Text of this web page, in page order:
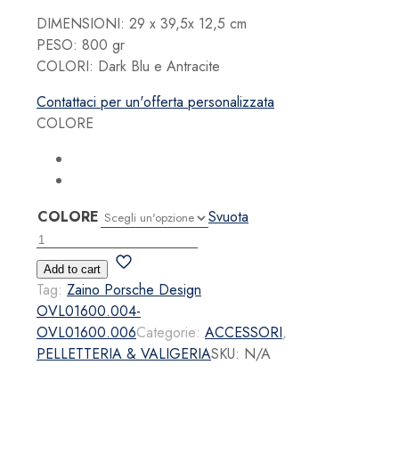
DIMENSIONI: 29 x 39,5x 12,5 cm
PESO: 800 gr
COLORI: Dark Blu e Antracite
Contattaci per un'offerta personalizzata
COLORE
COLORE
Svuota
Zaino
Porsche
Design
Roadster
Pro
quantità
Add to cart
Tag: Zaino Porsche Design
OVL01600.004-
OVL01600.006Categorie: ACCESSORI,
PELLETTERIA & VALIGERIASKU: N/A